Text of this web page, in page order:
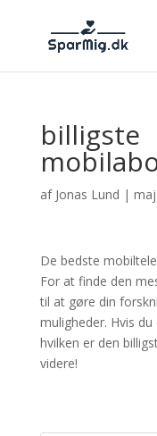
billigste
af Jonas Lund |
De bedste
For at finde den
til at gøre din
muligheder. Hvis
hvilken er den
videre!